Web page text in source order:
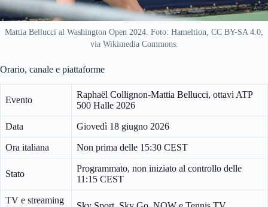
Mattia Bellucci al Washington Open 2024. Foto: Hameltion, CC BY-SA 4.0,
via Wikimedia Commons.
Orario, canale e piattaforme
Evento
Raphaël Collignon-Mattia Bellucci, ottavi ATP
500 Halle 2026
Data Giovedì 18 giugno 2026
Ora italiana Non prima delle 15:30 CEST
Stato
Programmato, non iniziato al controllo delle
11:15 CEST
TV e streaming